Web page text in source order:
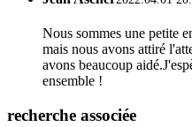
Nous sommes une petite
mais nous avons attiré
avons beaucoup
ensemble !
recherche associée